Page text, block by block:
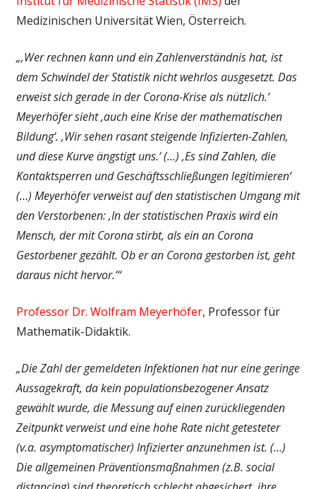
Medizinischen Universität Wien, Österreich.
„‚Wer rechnen kann und ein Zahlenverständnis hat, ist
dem Schwindel der Statistik nicht wehrlos ausgesetzt. Das
erweist sich gerade in der Corona-Krise als nützlich.‘
Meyerhöfer sieht ‚auch eine Krise der mathematischen
Bildung‘. ‚Wir sehen rasant steigende Infizierten-Zahlen,
und diese Kurve ängstigt uns.‘ (…) ‚Es sind Zahlen, die
Kontaktsperren und Geschäftsschließungen legitimieren‘
(…) Meyerhöfer verweist auf den statistischen Umgang mit
den Verstorbenen: ‚In der statistischen Praxis wird ein
Mensch, der mit Corona stirbt, als ein an Corona
Gestorbener gezählt. Ob er an Corona gestorben ist, geht
daraus nicht hervor.’“
Professor Dr. Wolfram Meyerhöfer, Professor für
Mathematik-Didaktik.
„Die Zahl der gemeldeten Infektionen hat nur eine geringe
Aussagekraft, da kein populationsbezogener Ansatz
gewählt wurde, die Messung auf einen zurückliegenden
Zeitpunkt verweist und eine hohe Rate nicht getesteter
(v.a. asymptomatischer) Infizierter anzunehmen ist. (…)
Die allgemeinen Präventionsmaßnahmen (z.B. social